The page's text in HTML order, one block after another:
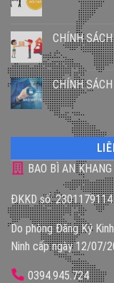
CHÍNH
CHÍNH
BAO BÌ AN KHANG
ĐKKD số: 2301179114
Do phòng Đăng Ký
Ninh cấp ngày 12/07/
0394.945.724